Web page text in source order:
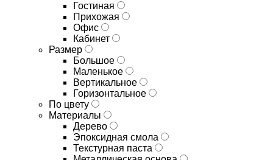
Гостиная
Прихожая
Офис
Кабинет
Размер
Большое
Маленькое
Вертикальное
Горизонтальное
По цвету
Материалы
Дерево
Эпоксидная смола
Текстурная паста